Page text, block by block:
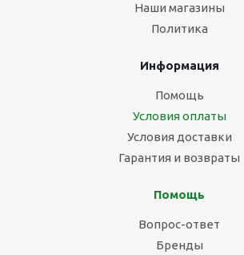
Наши магазины
Политика
Информация
Помощь
Условия оплаты
Условия доставки
Гарантия и возвраты
Помощь
Вопрос-ответ
Бренды